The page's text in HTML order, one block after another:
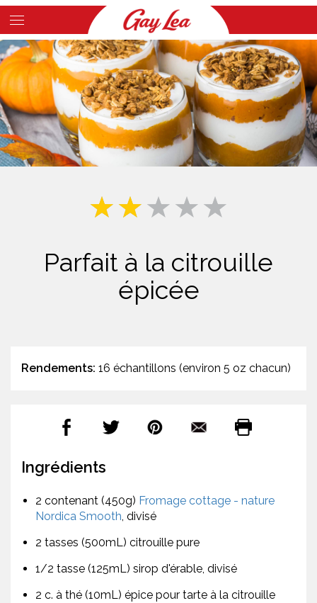
Skip
to
main
content
Main
Content
Parfait à la citrouille
épicée
Rendements: 16 échantillons (environ 5 oz chacun)
Ingrédients
2 contenant (450g) Fromage cottage - nature
Nordica Smooth, divisé
2 tasses (500mL) citrouille pure
1/2 tasse (125mL) sirop d'érable, divisé
2 c. à thé (10mL) épice pour tarte à la citrouille